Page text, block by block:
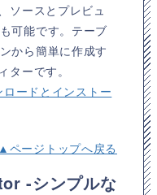
ソースとプレビュ
可能です。テーブ
から簡単に作成す
ーです。
ードとインストー
▲ページトップへ戻る
-シンプルな